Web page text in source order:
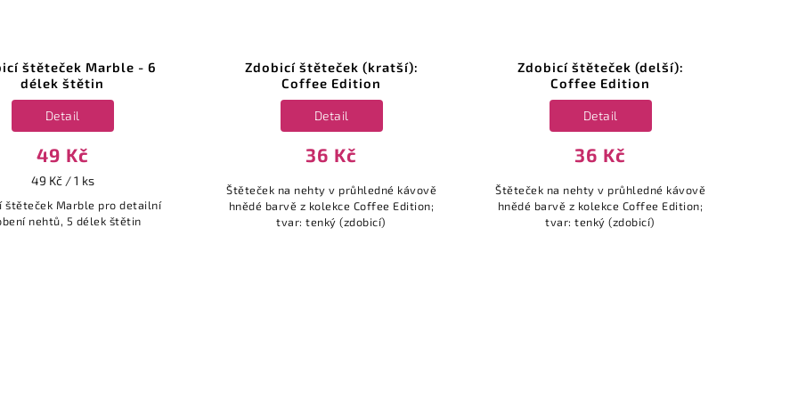
štěteček Marble - 6
délek štětin
49 Kč
49 Kč / 1 ks
Detail
štěteček Marble pro detailní
nehtů, 5 délek štětin
Zdobicí štěteček (kratší):
Coffee Edition
36 Kč
Detail
Štěteček na nehty v průhledné kávově
hnědé barvě z kolekce Coffee Edition;
tvar: tenký (zdobicí)
Zdobicí štěteček (delší):
Coffee Edition
36 Kč
Detail
Štěteček na nehty v průhledné kávově
hnědé barvě z kolekce Coffee Edition;
tvar: tenký (zdobicí)